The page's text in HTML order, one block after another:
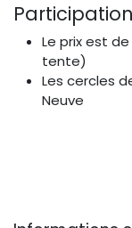
Le prix est
tente)
Les cercles
Neuve